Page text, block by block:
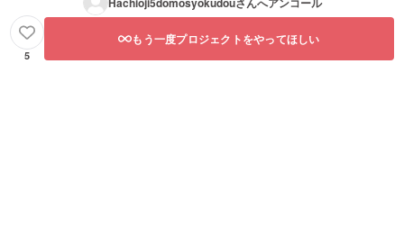
5
もう一度プロジェクトをやってほしい